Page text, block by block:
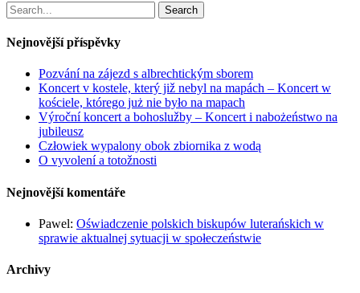
Search
Nejnovější příspěvky
Pozvání na zájezd s albrechtickým sborem
Koncert v kostele, který již nebyl na mapách – Koncert w
kościele, którego już nie było na mapach
Výroční koncert a bohoslužby – Koncert i nabożeństwo na
jubileusz
Człowiek wypalony obok zbiornika z wodą
O vyvolení a totožnosti
Nejnovější komentáře
Pawel: Oświadczenie polskich biskupów luterańskich w
sprawie aktualnej sytuacji w społeczeństwie
Archivy